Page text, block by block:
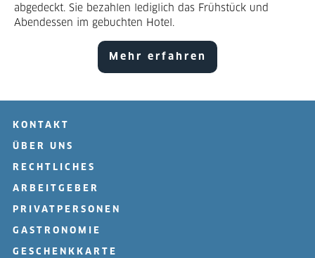
abgedeckt. Sie bezahlen lediglich das Frühstück und
Abendessen im gebuchten Hotel.
Mehr erfahren
KONTAKT
ÜBER UNS
RECHTLICHES
ARBEITGEBER
PRIVATPERSONEN
GASTRONOMIE
GESCHENKKARTE